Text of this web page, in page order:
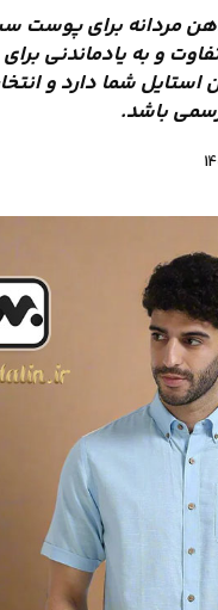
مردانه برای پوست
و به یادماندنی
شما دارد و
باشد.